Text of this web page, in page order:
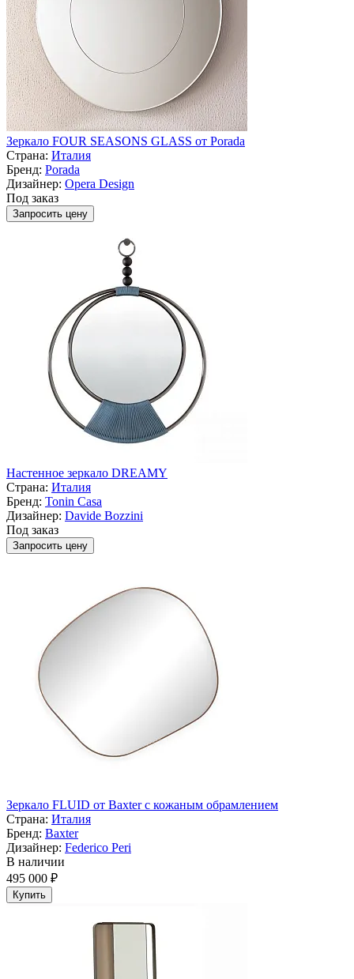
Зеркало FOUR SEASONS GLASS от Porada
Страна: Италия
Бренд: Porada
Дизайнер: Opera Design
Под заказ
Запросить цену
Настенное зеркало DREAMY
Страна: Италия
Бренд: Tonin Casa
Дизайнер: Davide Bozzini
Под заказ
Запросить цену
Зеркало FLUID от Baxter с кожаным обрамлением
Страна: Италия
Бренд: Baxter
Дизайнер: Federico Peri
В наличии
495 000 ₽
Купить